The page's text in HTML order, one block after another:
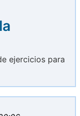
ejercicios para